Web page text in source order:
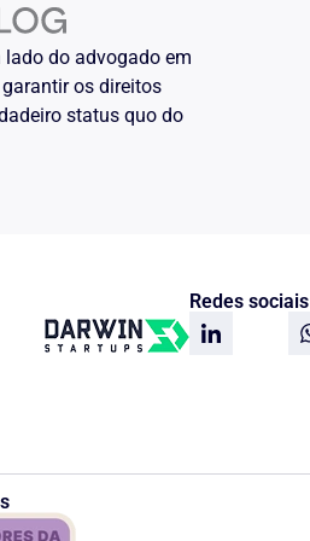
do advogado em
os direitos
status quo do
Redes sociais